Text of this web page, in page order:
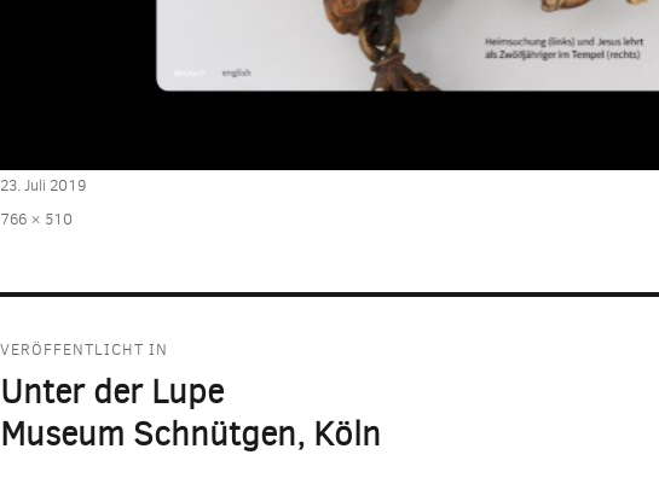
Veröffentlicht
am
23. Juli 2019
Volle
766 × 510
VERÖFFENTLICHT IN
Unter der Lupe
Museum Schnütgen, Köln